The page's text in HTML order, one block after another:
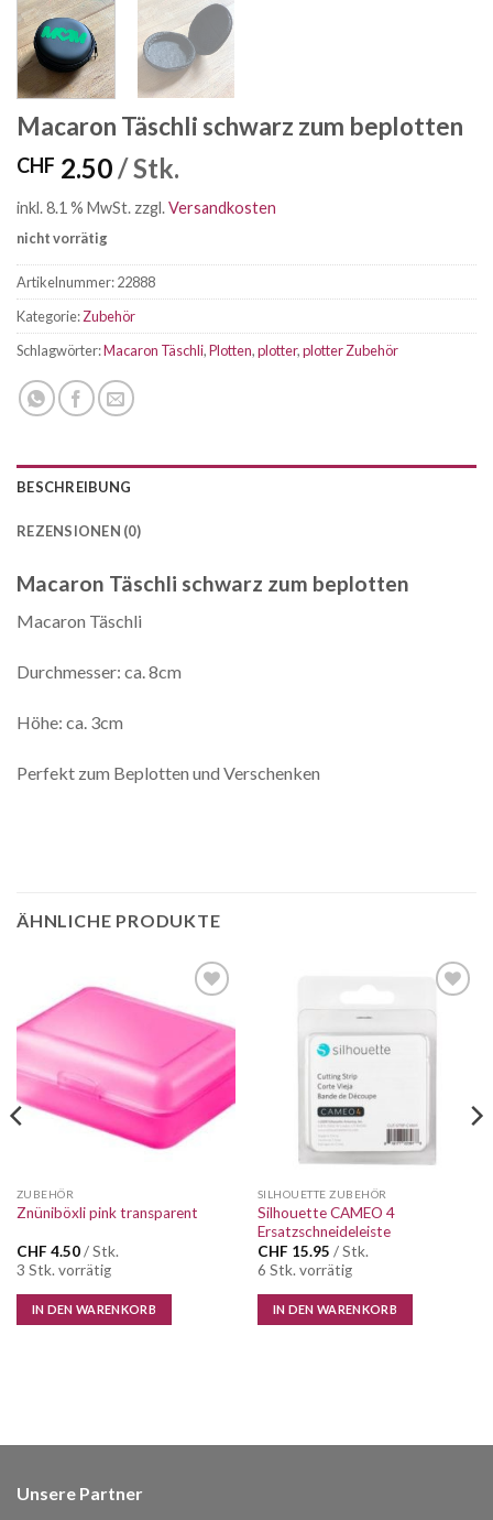
Macaron Täschli schwarz zum beplotten
CHF 2.50 / Stk.
inkl. 8.1 % MwSt. zzgl.Versandkosten
nicht vorrätig
Artikelnummer:22888
Kategorie:Zubehör
Schlagwörter:Macaron Täschli,Plotten,plotter,plotter Zubehör
BESCHREIBUNG
REZENSIONEN (0)
Macaron Täschli schwarz zum beplotten
Macaron Täschli
Durchmesser: ca. 8cm
Höhe: ca. 3cm
Perfekt zum Beplotten und Verschenken
ÄHNLICHE PRODUKTE
Auf die
Wunschliste
ZUBEHÖR
Znüniböxli pink transparent
CHF 4.50/ Stk.
3 Stk. vorrätig
IN DEN WARENKORB
Auf die
SILHOUETTE ZUBEHÖR
Silhouette CAMEO 4
Ersatzschneideleiste
CHF 15.95 / Stk.
6 Stk. vorrätig
IN DEN WARENKORB
Unsere Partner